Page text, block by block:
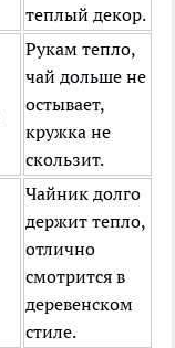
теплый декор.
Рукам тепло,
чай дольше не
остывает,
кружка не
скользит.
Чайник долго
держит тепло,
отлично
смотрится в
деревенском
стиле.